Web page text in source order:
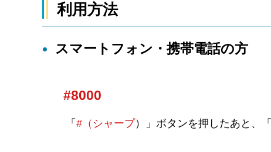
利用方法
スマートフォン・携帯電話の方
#8000
「 #（シャープ）」ボタンを押したあと、「